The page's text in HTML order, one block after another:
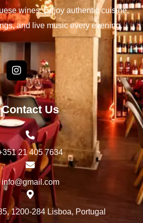
wines. Enjoy authentic cuisine,
and live music every evening.
Contact Us
21 405 7634
info@gmail.com
1200-284 Lisboa, Portugal